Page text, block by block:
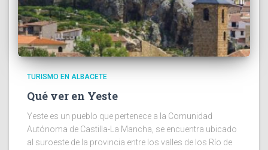
TURISMO EN ALBACETE
Qué ver en Yeste
Yeste es un pueblo que pertenece a la Comunidad
Autónoma de Castilla-La Mancha, se encuentra ubicado
al suroeste de la provincia entre los valles de los Río de